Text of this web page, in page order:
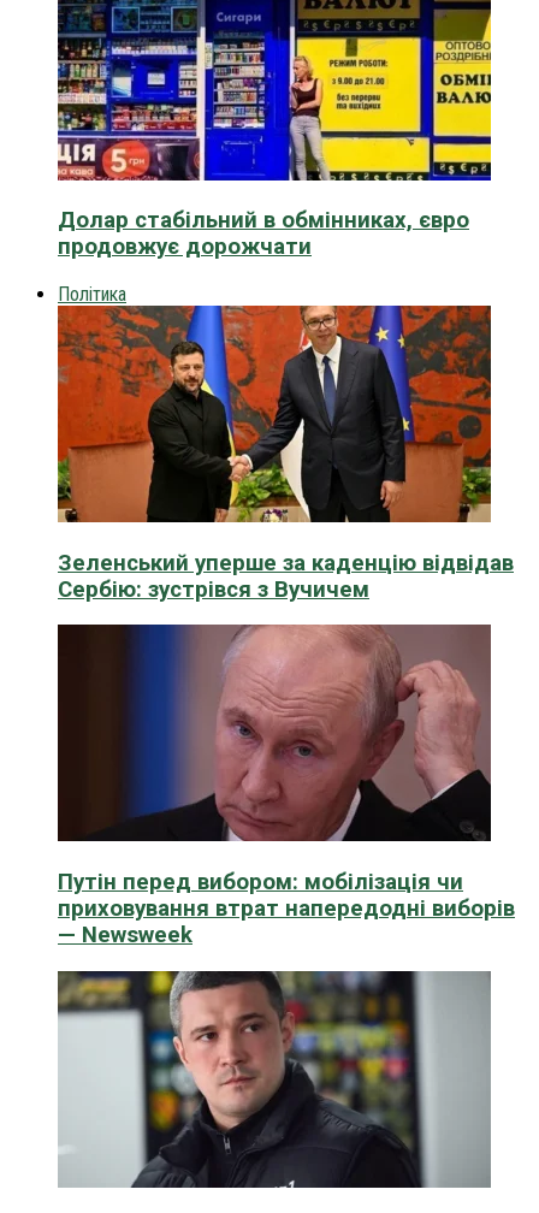
Долар стабільний в обмінниках, євро
продовжує дорожчати
Політика
Зеленський уперше за каденцію відвідав
Сербію: зустрівся з Вучичем
Путін перед вибором: мобілізація чи
приховування втрат напередодні виборів
— Newsweek